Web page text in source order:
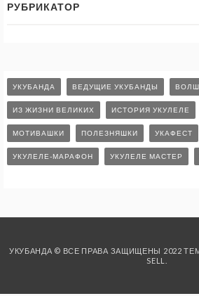
РУБРИКАТОР
УКУБАНДА ВЕДУЩИЕ УКУБАНДЫ
ИЗ ЖИЗНИ ВЕЛИКИХ ИСТОРИЯ УКУЛЕЛЕ
МОТИВАШКИ ПОЛЕЗНЯШКИ УКАФЕСТ
УКУЛЕЛЕ-МАРАФОН УКУЛЕЛЕ МАСТЕР
УКУБАНДА © ВСЕ ПРАВА ЗАЩИЩЕНЫ 2022
SELL